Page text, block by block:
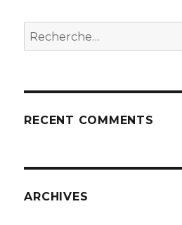
Recherche
pour
RECENT COMMENTS
ARCHIVES